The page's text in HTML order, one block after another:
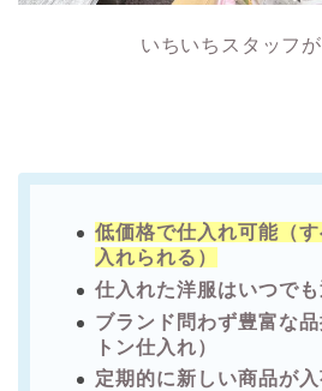
いちいちスタッフ
低価格で仕入れ可能（
入れられる）
仕入れた洋服はいつで
ブランド問わず豊富な
トン仕入れ）
定期的に新しい商品が入